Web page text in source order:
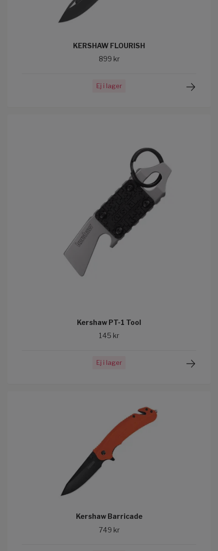
KERSHAW FLOURISH
899 kr
Ej i lager
Kershaw PT-1 Tool
145 kr
Ej i lager
Kershaw Barricade
749 kr